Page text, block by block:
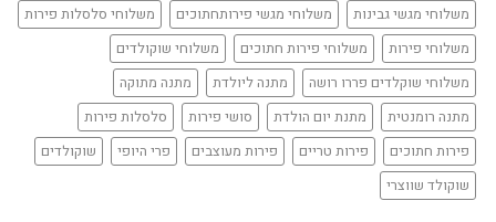
משלוחי מגשי גבינות
משלוחי מגשי פירותחתוכים
משלוחי סלסלות פירות
משלוחי פירות
משלוחי פירות חתוכים
משלוחי שוקולדים
משלוחי שוקלדים פררו רושה
מתנה ליולדת
מתנה מתוקה
מתנה רומנטית
מתנת יום הולדת סושי פירות
סלסלות פירות
פירות חתוכים
פירות טריים פירות מעוצבים פרי היופי
שוקולדים
שוקולד שווצרי